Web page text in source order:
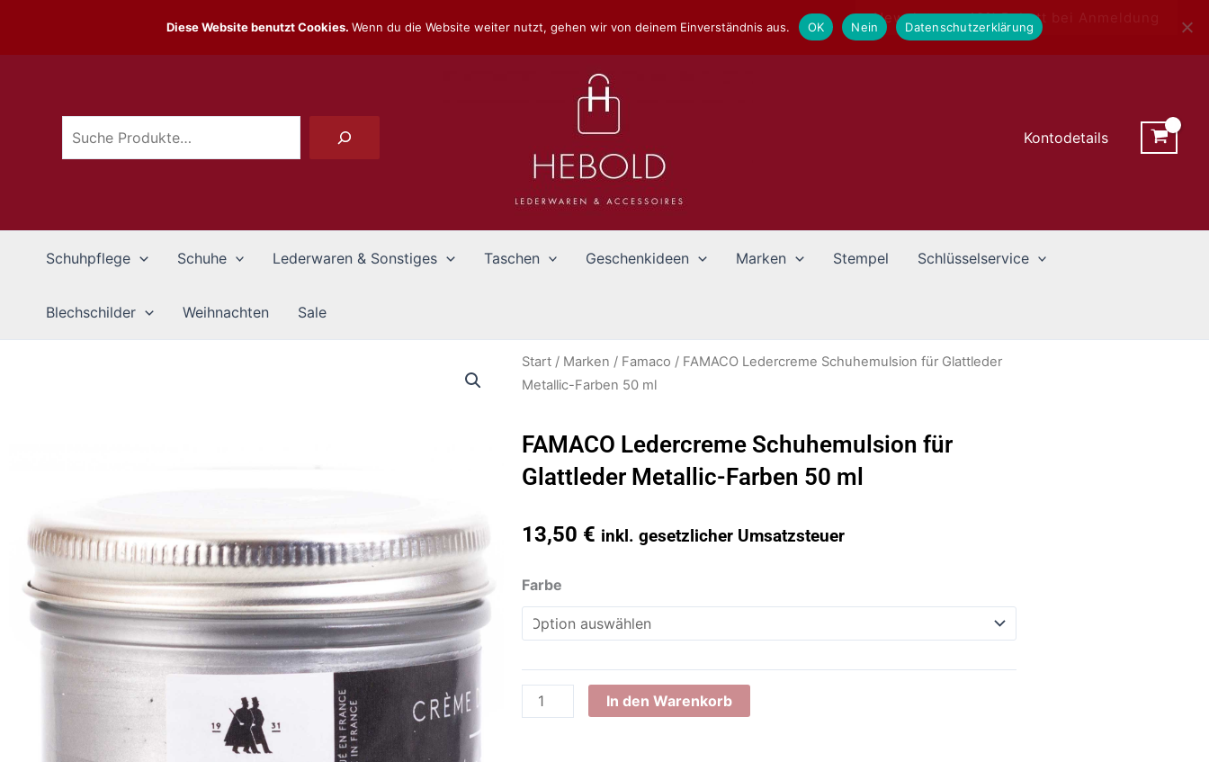
springen
Newsletter - 10% Rabatt bei Anmeldung
Suchen
Kontodetails
Schuhpflege Schuhe Lederwaren & Sonstiges Taschen Geschenkideen Marken Stempel Schlüsselservice
Blechschilder Weihnachten Sale
Start / Marken / Famaco / FAMACO Ledercreme Schuhemulsion für Glattleder
Metallic-Farben 50 ml
FAMACO Ledercreme Schuhemulsion für
Glattleder Metallic-Farben 50 ml
13,50 € inkl. gesetzlicher Umsatzsteuer
Farbe
FAMACO
Ledercreme
Schuhemulsion
Glattleder
Metallic-
Farben
In den Warenkorb
Diese Website benutzt Cookies. Wenn du die Website weiter nutzt, gehen wir von deinem Einverständnis aus. OK Nein Datenschutzerklärung